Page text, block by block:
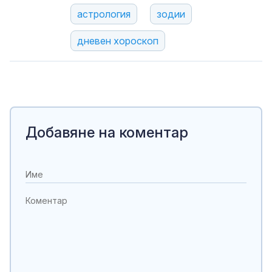
астрология зодии
дневен хороскоп
Добавяне на коментар